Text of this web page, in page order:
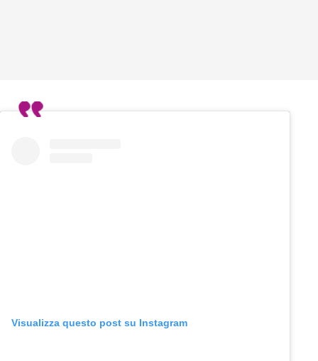
Visualizza questo post su Instagram